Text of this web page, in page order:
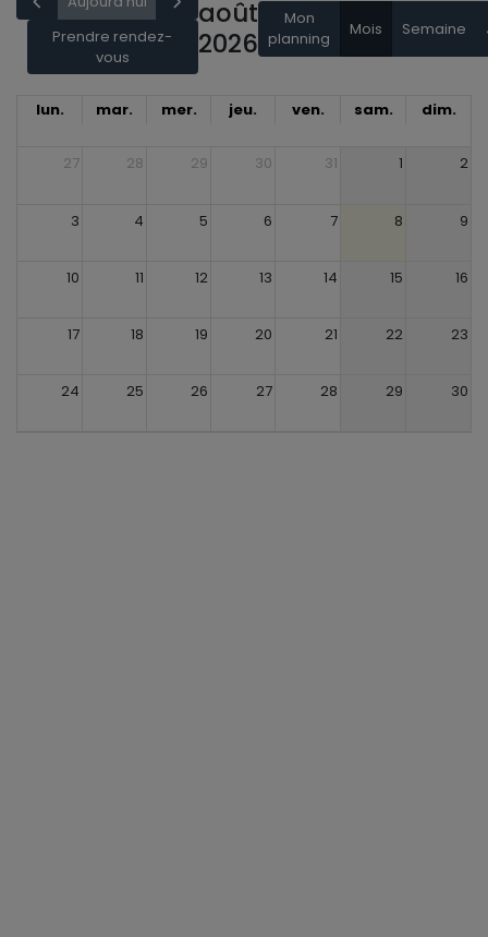
Prendre rendez-
vous
août
2026
Mon
planning
Mois Semaine
lun. mar. mer. jeu. ven. sam. dim.
27 28 29 30 31 1 2
3 4 5 6 7 8 9
10 11 12 13 14 15 16
17 18 19 20 21 22 23
24 25 26 27 28 29 30